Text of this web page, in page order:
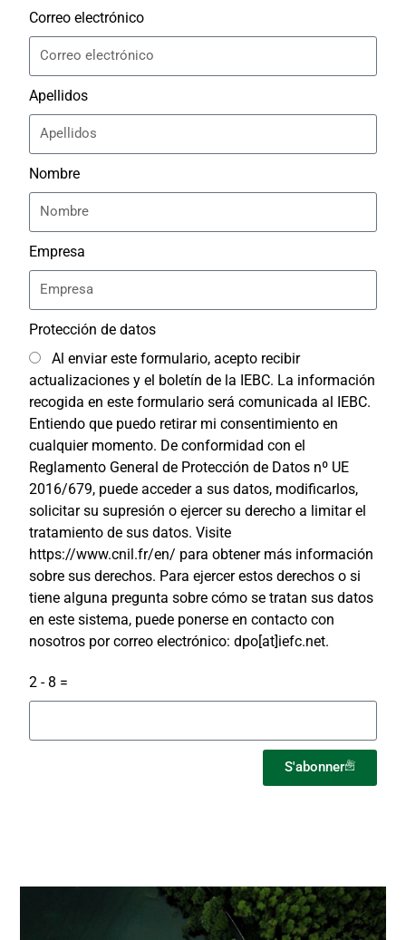
Correo electrónico
Apellidos
Nombre
Empresa
Protección de datos
Al enviar este formulario, acepto recibir
actualizaciones y el boletín de la IEBC. La información
recogida en este formulario será comunicada al IEBC.
Entiendo que puedo retirar mi consentimiento en
cualquier momento. De conformidad con el
Reglamento General de Protección de Datos nº UE
2016/679, puede acceder a sus datos, modificarlos,
solicitar su supresión o ejercer su derecho a limitar el
tratamiento de sus datos. Visite
https://www.cnil.fr/en/ para obtener más información
sobre sus derechos. Para ejercer estos derechos o si
tiene alguna pregunta sobre cómo se tratan sus datos
en este sistema, puede ponerse en contacto con
nosotros por correo electrónico: dpo[at]iefc.net.
2 - 8 =
S'abonner